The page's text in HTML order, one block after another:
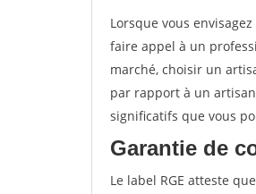
Lorsque vous
faire appel à un
marché, choisir un
par rapport à un
significatifs que vous
Garantie de
Le label RGE atteste